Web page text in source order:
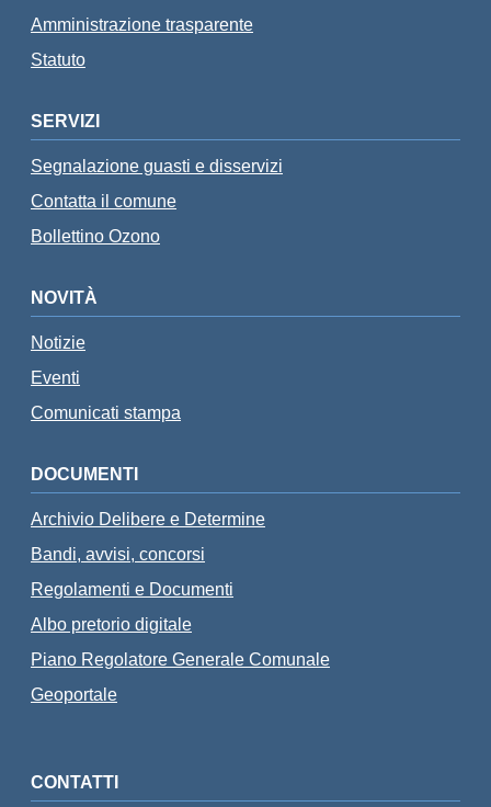
Amministrazione trasparente
Statuto
SERVIZI
Segnalazione guasti e disservizi
Contatta il comune
Bollettino Ozono
NOVITÀ
Notizie
Eventi
Comunicati stampa
DOCUMENTI
Archivio Delibere e Determine
Bandi, avvisi, concorsi
Regolamenti e Documenti
Albo pretorio digitale
Piano Regolatore Generale Comunale
Geoportale
CONTATTI